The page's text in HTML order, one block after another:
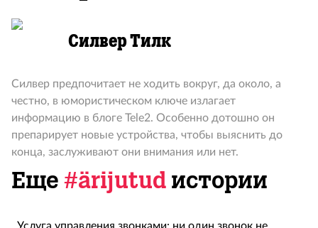
Силвер Тилк
Силвер предпочитает не ходить вокруг, да около, а
честно, в юмористическом ключе излагает
информацию в блоге Tele2. Особенно дотошно он
препарирует новые устройства, чтобы выяснить до
конца, заслуживают они внимания или нет.
Еще #ärijutud истории
Услуга управления звонками: ни один звонок не